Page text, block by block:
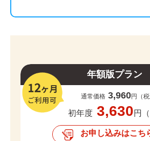
年額版プラン
通常価格3,960円（税
初年度3,630円
お申し込みはこち